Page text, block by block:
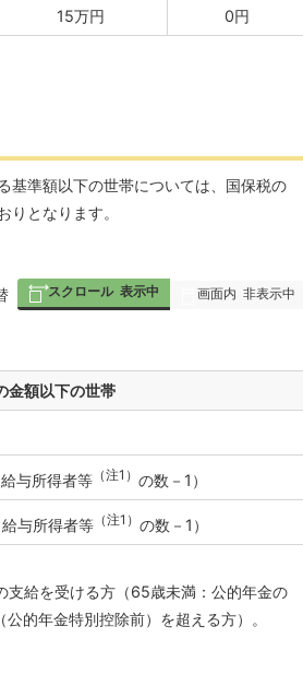
15万円 0円
基準額以下の世帯については、国保税の
となります。
スクロール 表示中 画面内 非表示中
金額以下の世帯
与所得者等 （注1） の数－1）
与所得者等 （注1） の数－1）
支給を受ける方（65歳未満：公的年金の
的年金特別控除前）を超える方）。